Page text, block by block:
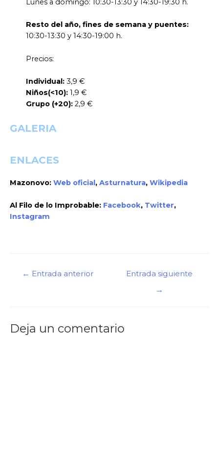
Lunes a domingo: 10:30-13:30 y 14:30-19:30 h.
Resto del año, fines de semana y puentes:
10:30-13:30 y 14:30-19:00 h.
Precios:
Individual:3,9 €
Niños(<10): 1,9 €
Grupo (+20):2,9 €
GALERIA
ENLACES
Mazonovo: Web oficial, Asturnatura, Wikipedia
Al Filo de lo Improbable: Facebook, Twitter,
Instagram
← Entrada anterior
Entrada siguiente
→
Deja un comentario